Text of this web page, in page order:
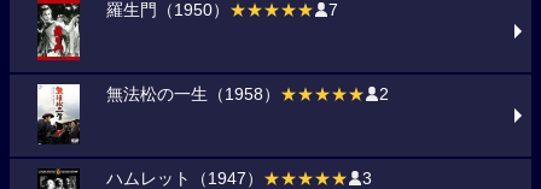
羅生門（1950） ★★★★★ 7
無法松の一生（1958） ★★★★★ 2
ハムレット（1947） ★★★★★ 3